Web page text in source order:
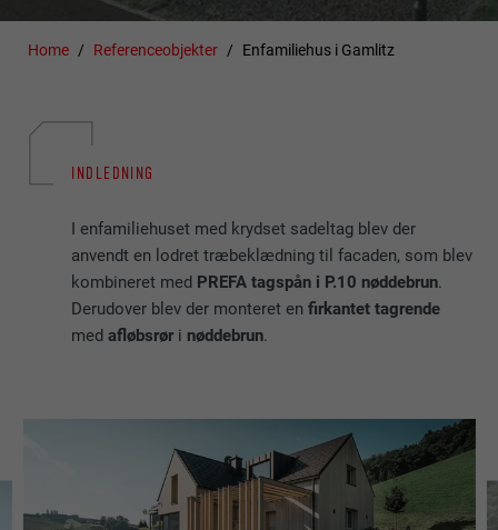
Home Referenceobjekter Enfamiliehus i Gamlitz
INDLEDNING
I enfamiliehuset med krydset sadeltag blev der
anvendt en lodret træbeklædning til facaden, som blev
kombineret med PREFA tagspån i P.10 nøddebrun.
Derudover blev der monteret enfirkantet tagrende
medafløbsrør i nøddebrun.